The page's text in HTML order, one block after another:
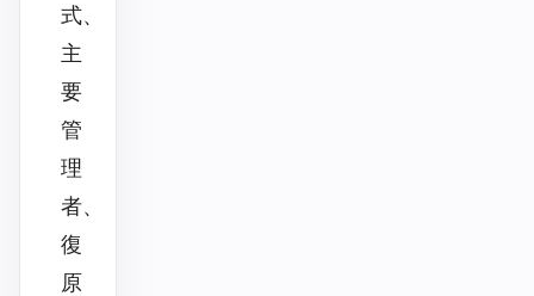
式、
主
要
管
理
者、
復
原